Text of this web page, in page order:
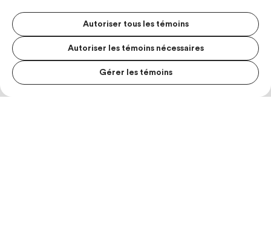
Autoriser tous les témoins
Autoriser les témoins nécessaires
Gérer les témoins
MENU